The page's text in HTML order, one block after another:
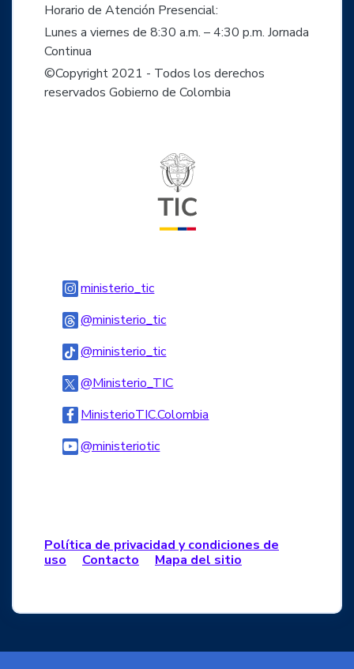
Horario de Atención Presencial:
Lunes a viernes de 8:30 a.m. – 4:30 p.m. Jornada
Continua
©Copyright 2021 - Todos los derechos
reservados Gobierno de Colombia
ministerio_ticLogo Instagram
@ministerio_ticLogo Threads
@ministerio_ticLogo Tiktok
@Ministerio_TICLogo Twitter
MinisterioTIC.Colombia
@ministerioticLogo Youtube
Política de privacidad y condiciones de
uso
Contacto Mapa del sitio